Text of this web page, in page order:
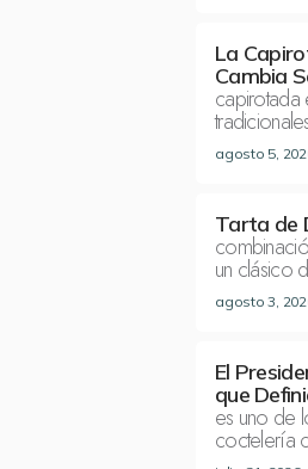
La
Cambia
capirotada
agosto 5,
Tarta de
un clásico
agosto 3,
El
que
es uno de
coctelería